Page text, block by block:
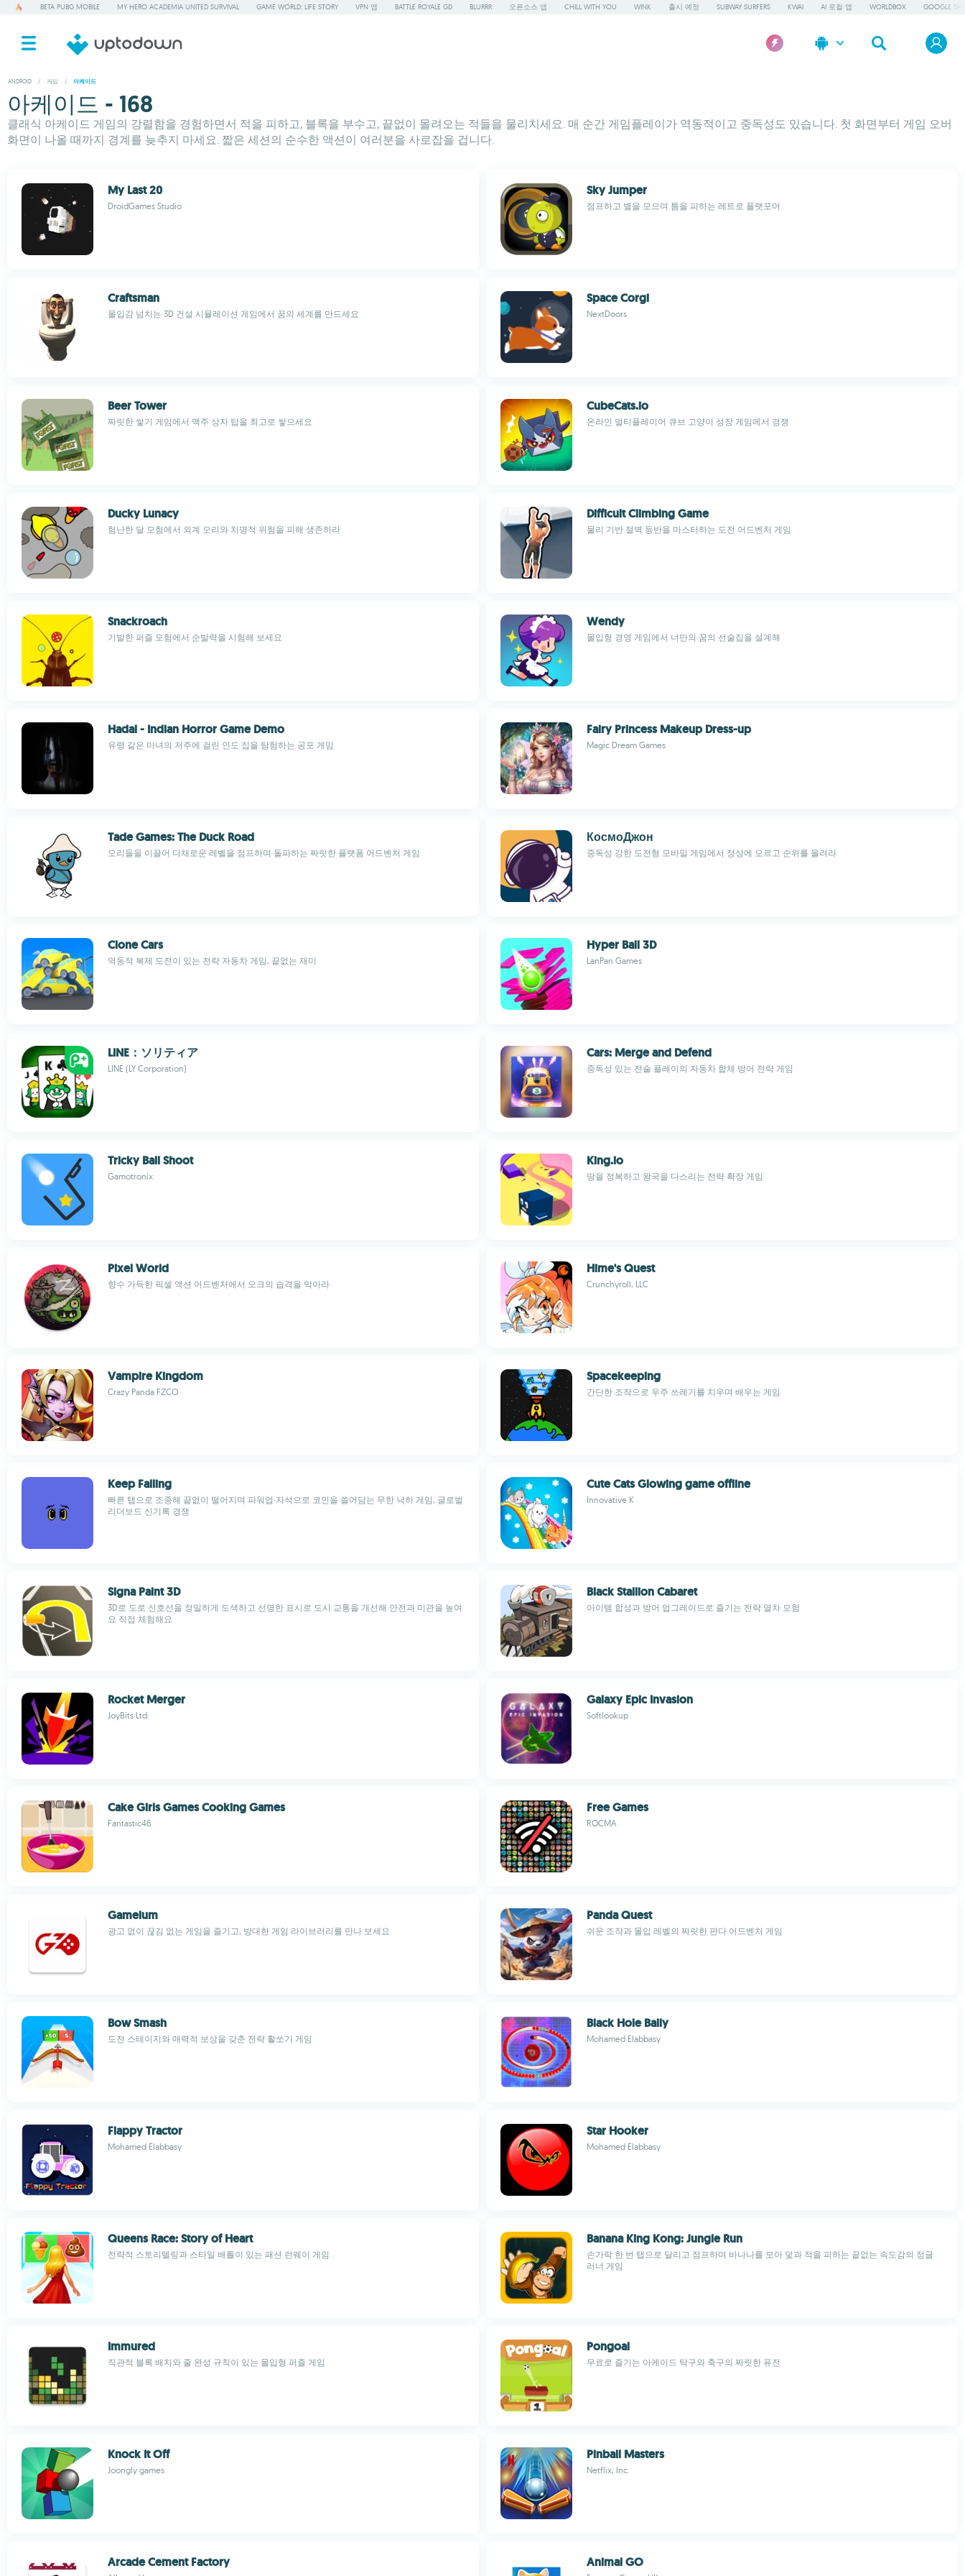
BETA PUBG MOBILE MY HERO ACADEMIA UNITED SURVIVAL GAME WORLD: LIFE STORY VPN 앱 BATTLE ROYALE GD BLURRR 오픈소스 앱 CHILL WITH YOU WINK 출시 예정 SUBWAY SURFERS KWAI AI 로컬 앱 WORLDBOX GOOGLE
ANDROID / 게임 / 아케이드
아케이드 - 168
클래식 아케이드 게임의 강렬함을 경험하면서 적을 피하고, 블록을 부수고, 끝없이 몰려오는 적들을 물리치세요. 매 순간 게임플레이가 역동적이고 중독성도 있습니다. 첫 화면부터 게임 오버
화면이 나올 때까지 경계를 늦추지 마세요. 짧은 세션의 순수한 액션이 여러분을 사로잡을 겁니다.
My Last 20
DroidGames Studio
Sky Jumper
점프하고 별을 모으며 틈을 피하는 레트로 플랫포머
Craftsman
몰입감 넘치는 3D 건설 시뮬레이션 게임에서 꿈의 세계를 만드세요
Space Corgi
NextDoors
Beer Tower
짜릿한 쌓기 게임에서 맥주 상자 탑을 최고로 쌓으세요
CubeCats.io
온라인 멀티플레이어 큐브 고양이 성장 게임에서 경쟁
Ducky Lunacy
험난한 달 모험에서 외계 오리와 치명적 위험을 피해 생존하라
Difficult Climbing Game
물리 기반 절벽 등반을 마스터하는 도전 어드벤처 게임
Snackroach
기발한 퍼즐 모험에서 순발력을 시험해 보세요
Wendy
몰입형 경영 게임에서 너만의 꿈의 선술집을 설계해
Hadal - Indian Horror Game Demo
유령 같은 마녀의 저주에 걸린 인도 집을 탐험하는 공포 게임
Fairy Princess Makeup Dress-up
Magic Dream Games
Tade Games: The Duck Road
오리들을 이끌어 다채로운 레벨을 점프하며 돌파하는 짜릿한 플랫폼 어드벤처 게임
КосмоДжон
중독성 강한 도전형 모바일 게임에서 정상에 오르고 순위를 올려라
Clone Cars
역동적 복제 도전이 있는 전략 자동차 게임, 끝없는 재미
Hyper Ball 3D
LanPan Games
LINE：ソリティア
LINE (LY Corporation)
Cars: Merge and Defend
중독성 있는 전술 플레이의 자동차 합체 방어 전략 게임
Tricky Ball Shoot
Gamotronix
King.io
땅을 정복하고 왕국을 다스리는 전략 확장 게임
Pixel World
향수 가득한 픽셀 액션 어드벤처에서 오크의 습격을 막아라
Hime's Quest
Crunchyroll, LLC
Vampire Kingdom
Crazy Panda FZCO
Spacekeeping
간단한 조작으로 우주 쓰레기를 치우며 배우는 게임
Keep Falling
빠른 탭으로 조종해 끝없이 떨어지며 파워업·자석으로 코인을 쓸어담는 무한 낙하 게임, 글로벌
리더보드 신기록 경쟁
Cute Cats Glowing game offline
Innovative K
Signa Paint 3D
3D로 도로 신호선을 정밀하게 도색하고 선명한 표시로 도시 교통을 개선해 안전과 미관을 높여
요 직접 체험해요
Black Stallion Cabaret
아이템 합성과 방어 업그레이드로 즐기는 전략 열차 모험
Rocket Merger
JoyBits Ltd.
Galaxy Epic Invasion
Softlookup
Cake Girls Games Cooking Games
Fantastic46
Free Games
ROCMA
Gameium
광고 없이 끊김 없는 게임을 즐기고, 방대한 게임 라이브러리를 만나 보세요
Panda Quest
쉬운 조작과 몰입 레벨의 짜릿한 판다 어드벤처 게임
Bow Smash
도전 스테이지와 매력적 보상을 갖춘 전략 활쏘기 게임
Black Hole Bally
Mohamed Elabbasy
Flappy Tractor
Mohamed Elabbasy
Star Hooker
Mohamed Elabbasy
Queens Race: Story of Heart
전략적 스토리텔링과 스타일 배틀이 있는 패션 런웨이 게임
Banana King Kong: Jungle Run
손가락 한 번 탭으로 달리고 점프하며 바나나를 모아 덫과 적을 피하는 끝없는 속도감의 정글
러너 게임
Immured
직관적 블록 배치와 줄 완성 규칙이 있는 몰입형 퍼즐 게임
Pongoal
무료로 즐기는 아케이드 탁구와 축구의 짜릿한 퓨전
Knock It Off
Joongly games
Pinball Masters
Netflix, Inc.
Arcade Cement Factory Animal GO